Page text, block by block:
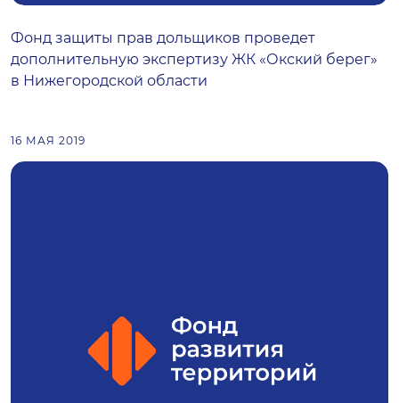
Фонд защиты прав дольщиков проведет
дополнительную экспертизу ЖК «Окский берег»
в Нижегородской области
16 МАЯ 2019